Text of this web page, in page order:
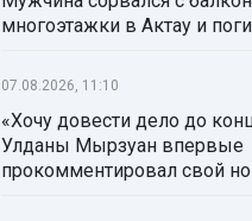
многоэтажки в Актау и
07.08.2026, 11:10
«Хочу довести дело до
Улданы Мырзуан впервые
прокомментировал свой